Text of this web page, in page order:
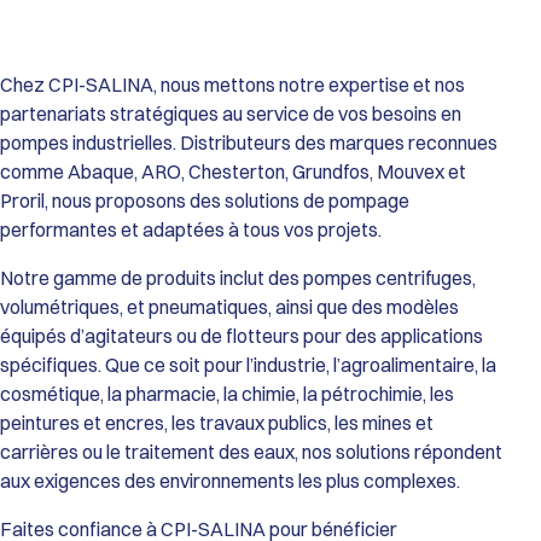
Viscosité : Capacité de transfert jusqu’à 55 000 cSt (modèle
HDX80).
Température de service : De 0°C à 70°C (Standard) et jusqu’à
80°C (avec tuyau EPDM).
Passage de solides : Particules dures jusqu’à 12 mm et
particules souples jusqu’à 20 mm.
Construction et Matériaux :
Roue et Couvercle : Fonte GS et Acier haute résistance.
Tuyaux Configurables (selon l’application) : Caoutchouc
Naturel (Standard), EPDM, Buna N (NBR), Buna N Alimentaire
(FDA), ou Hypalon.
Raccordements : Brides robustes ISO PN16 (Standard) ou ISO
PN20 / ANSI 150 (Option).
Atouts Opérationnels :
Fiabilité Maximale : Absence totale de garnitures mécaniques,
de clapets ou de vannes, éliminant les risques de fuites et de
blocages.
Maintenance Simplifiée : Le tuyau est l’unique pièce d’usure,
Chez CPI-SALINA, nous mettons notre expertise et nos
partenariats stratégiques au service de vos besoins en
pompes industrielles. Distributeurs des marques reconnues
comme Abaque, ARO, Chesterton, Grundfos, Mouvex et
Proril, nous proposons des solutions de pompage
performantes et adaptées à tous vos projets.
Notre gamme de produits inclut des pompes centrifuges,
volumétriques, et pneumatiques, ainsi que des modèles
équipés d’agitateurs ou de flotteurs pour des applications
spécifiques. Que ce soit pour l’industrie, l’agroalimentaire, la
cosmétique, la pharmacie, la chimie, la pétrochimie, les
peintures et encres, les travaux publics, les mines et
carrières ou le traitement des eaux, nos solutions répondent
aux exigences des environnements les plus complexes.
Faites confiance à CPI-SALINA pour bénéficier